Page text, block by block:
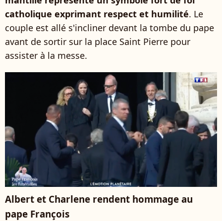
catholique exprimant respect et humilité. Le
couple est allé s'incliner devant la tombe du pape
avant de sortir sur la place Saint Pierre pour
assister à la messe.
Albert et Charlene rendent hommage au
pape François